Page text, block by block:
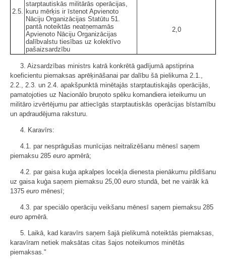
2.5.
starptautiskās militārās operācijas,
kuru mērķis ir īstenot Apvienoto
Nāciju Organizācijas Statūtu 51.
pantā noteiktās neatņemamās
Apvienoto Nāciju Organizācijas
dalībvalstu tiesības uz kolektīvo
pašaizsardzību
2,0
3. Aizsardzības ministrs katrā konkrētā gadījumā apstiprina
koeficientu piemaksas aprēķināšanai par dalību šā pielikuma 2.1.,
2.2., 2.3. un 2.4. apakšpunktā minētajās starptautiskajās operācijās,
pamatojoties uz Nacionālo bruņoto spēku komandiera ieteikumu un
militāro izvērtējumu par attiecīgās starptautiskās operācijas bīstamību
un apdraudējuma raksturu.
4. Karavīrs:
4.1. par nesprāgušas munīcijas neitralizēšanu mēnesī saņem
piemaksu 285 euro apmērā;
4.2. par gaisa kuģa apkalpes locekļa dienesta pienākumu pildīšanu
uz gaisa kuģa saņem piemaksu 25,00 euro stundā, bet ne vairāk kā
1375 euro mēnesī;
4.3. par speciālo operāciju veikšanu mēnesī saņem piemaksu 285
euro apmērā.
5. Laikā, kad karavīrs saņem šajā pielikumā noteiktās piemaksas,
karavīram netiek maksātas citas šajos noteikumos minētās
piemaksas."